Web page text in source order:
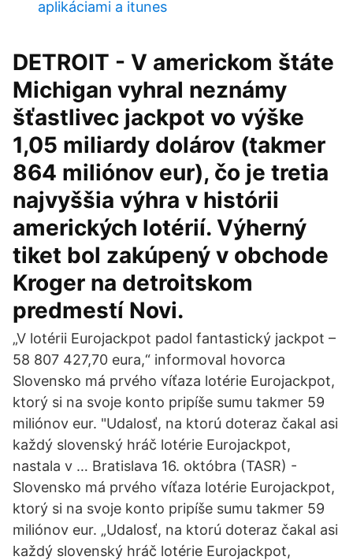
aplikáciami a itunes
DETROIT - V americkom štáte
Michigan vyhral neznámy
šťastlivec jackpot vo výške
1,05 miliardy dolárov (takmer
864 miliónov eur), čo je tretia
najvyššia výhra v histórii
amerických lotérií. Výherný
tiket bol zakúpený v obchode
Kroger na detroitskom
predmestí Novi.
„V lotérii Eurojackpot padol fantastický jackpot –
58 807 427,70 eura,“ informoval hovorca
Slovensko má prvého víťaza lotérie Eurojackpot,
ktorý si na svoje konto pripíše sumu takmer 59
miliónov eur. "Udalosť, na ktorú doteraz čakal asi
každý slovenský hráč lotérie Eurojackpot,
nastala v … Bratislava 16. októbra (TASR) -
Slovensko má prvého víťaza lotérie Eurojackpot,
ktorý si na svoje konto pripíše sumu takmer 59
miliónov eur. „Udalosť, na ktorú doteraz čakal asi
každý slovenský hráč lotérie Eurojackpot,